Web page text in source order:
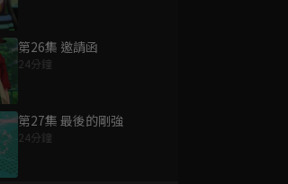
第26集 邀請函
24分鐘
第27集 最後的剛強
24分鐘